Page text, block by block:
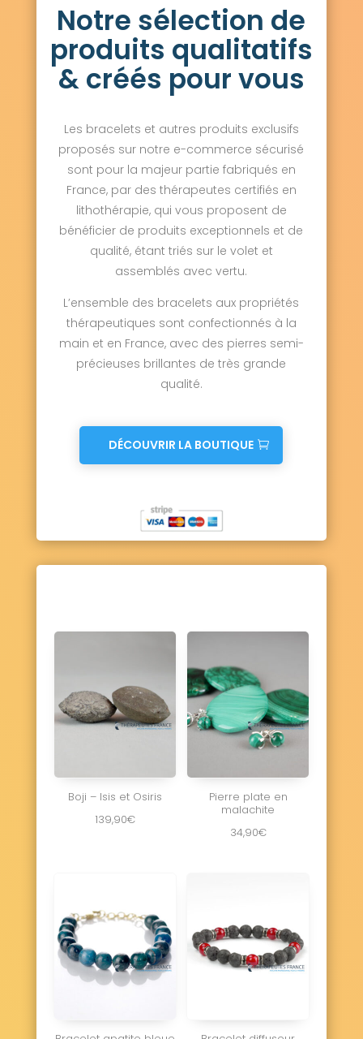
Notre sélection de
produits qualitatifs
& créés pour vous
Les bracelets et autres produits exclusifs
proposés sur notre e-commerce sécurisé
sont pour la majeur partie fabriqués en
France, par des thérapeutes certifiés en
lithothérapie, qui vous proposent de
bénéficier de produits exceptionnels et de
qualité, étant triés sur le volet et
assemblés avec vertu.
L’ensemble des bracelets aux propriétés
thérapeutiques sont confectionnés à la
main et en France, avec des pierres semi-
précieuses brillantes de très grande
qualité.
DÉCOUVRIR LA BOUTIQUE
Boji – Isis et Osiris
139,90€
Pierre plate en
malachite
34,90€